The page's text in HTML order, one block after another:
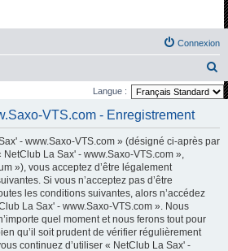
Connexion
e
Langue :
VTS.com - Enregistrement
- www.Saxo-VTS.com » (désigné ci-après par
La Sax' - www.Saxo-VTS.com »,
»), vous acceptez d’être légalement
Si vous n’acceptez pas d’être
les conditions suivantes, alors n’accédez
La Sax' - www.Saxo-VTS.com ». Nous
quel moment et nous ferons tout pour
qu’il soit prudent de vérifier régulièrement
continuez d’utiliser « NetClub La Sax' -